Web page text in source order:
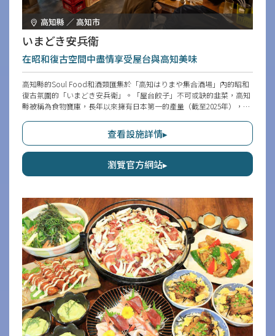
高知縣 ／ 高知市
いまどき安兵衛
在昭和復古空間中盡情享受屋台與高知美味
高知縣的Soul Food和酒類匯集於「高知はりまや集合酒場」內的昭和
復古氛圍的「いまどき安兵衛」。「屋台餃子」不可或缺的韭菜，高知
縣被稱為食物寶庫，長年以來擁有日本第一的產量（截至2025年），推
う」、用鰹魚內臟製成的鹹菜「酒盗」也很受歡迎。
查看設施詳情▸
瀏覽官方網站▸